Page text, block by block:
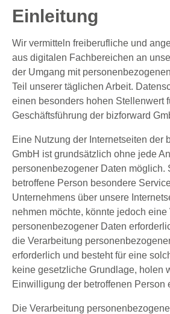
Einleitung
Wir vermitteln freiberufliche und
aus digitalen Fachbereichen an
der Umgang mit
Teil unserer täglichen Arbeit.
einen besonders hohen Stellenwert
Geschäftsführung der bizforward
Eine Nutzung der Internetseiten der
GmbH ist grundsätzlich ohne jede
personenbezogener Daten möglich.
betroffene Person besondere
Unternehmens über unsere
nehmen möchte, könnte jedoch eine
personenbezogener Daten
die Verarbeitung
erforderlich und besteht für eine
keine gesetzliche Grundlage, holen
Einwilligung der betroffenen Person
Die Verarbeitung